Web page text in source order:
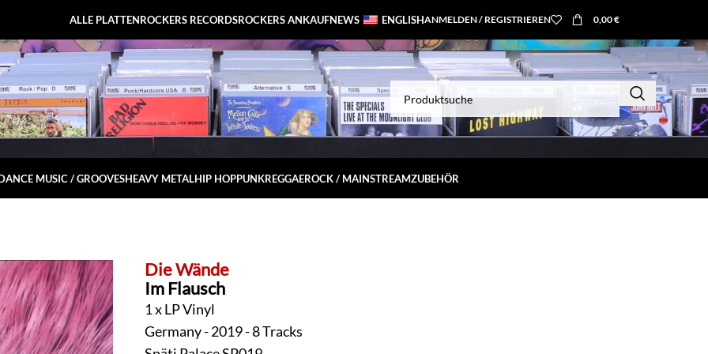
ALLE PLATTENROCKERS RECORDSROCKERS ANKAUFNEWS ENGLISHANMELDEN / REGISTRIEREN 0,00€
MUSIC / GROOVESHEAVY METALHIP HOPPUNKREGGAEROCK / MAINSTREAMZUBEHÖR
Die Wände
Im Flausch
1 x LP Vinyl
Germany - 2019 - 8 Tracks